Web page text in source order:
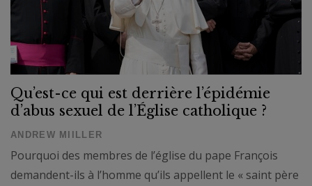
Qu’est-ce qui est derrière l’épidémie
d’abus sexuel de l’Église catholique ?
ANDREW MIILLER
Pourquoi des membres de l’église du pape François
demandent-ils à l’homme qu’ils appellent le « saint père